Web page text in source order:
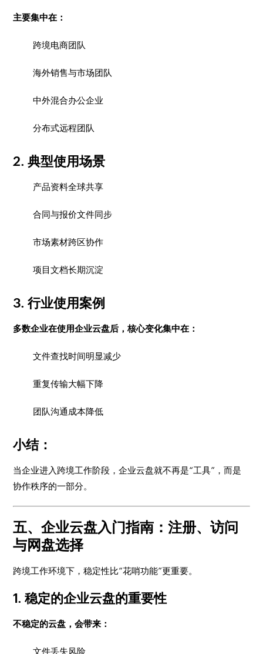
主要集中在：
跨境电商团队
海外销售与市场团队
中外混合办公企业
分布式远程团队
2. 典型使用场景
产品资料全球共享
合同与报价文件同步
市场素材跨区协作
项目文档长期沉淀
3. 行业使用案例
多数企业在使用企业云盘后，核心变化集中在：
文件查找时间明显减少
重复传输大幅下降
团队沟通成本降低
小结：
当企业进入跨境工作阶段，企业云盘就不再是“工具”，而是
协作秩序的一部分。
五、企业云盘入门指南：注册、访问
与网盘选择
跨境工作环境下，稳定性比“花哨功能”更重要。
1. 稳定的企业云盘的重要性
不稳定的云盘，会带来：
文件丢失风险